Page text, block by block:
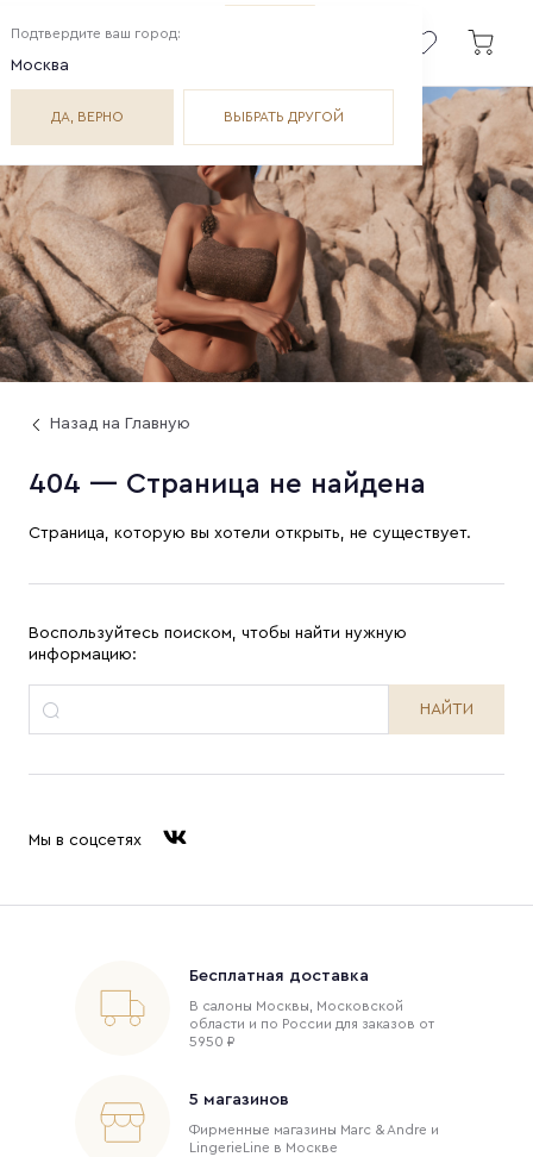
Назад на Главную
404 — Страница не найдена
Страница, которую вы хотели открыть, не существует.
Воспользуйтесь поиском, чтобы найти нужную
информацию:
НАЙТИ
Мы в соцсетях
Бесплатная доставка
В салоны Москвы, Московской
области и по России для заказов от
5950 ₽
5 магазинов
Фирменные магазины Marc & Andre и
LingerieLine в Москве
Подтвердите ваш город:
Москва
ДА, ВЕРНО ВЫБРАТЬ ДРУГОЙ